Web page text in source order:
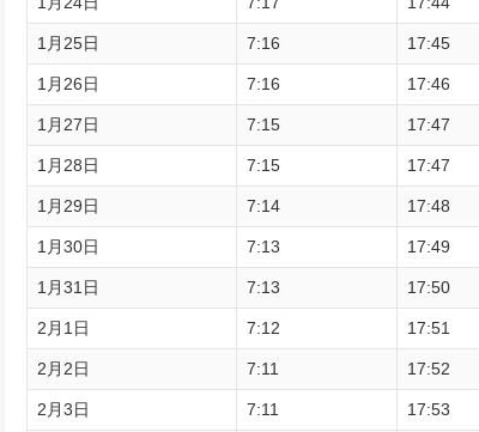
1月25日 7:16 17:45
1月26日 7:16 17:46
1月27日 7:15 17:47
1月28日 7:15 17:47
1月29日 7:14 17:48
1月30日 7:13 17:49
1月31日 7:13 17:50
2月1日 7:12 17:51
2月2日 7:11 17:52
2月3日 7:11 17:53